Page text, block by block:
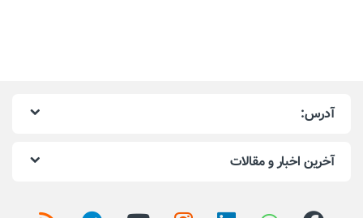
آدرس:
آخرین اخبار و مقالات